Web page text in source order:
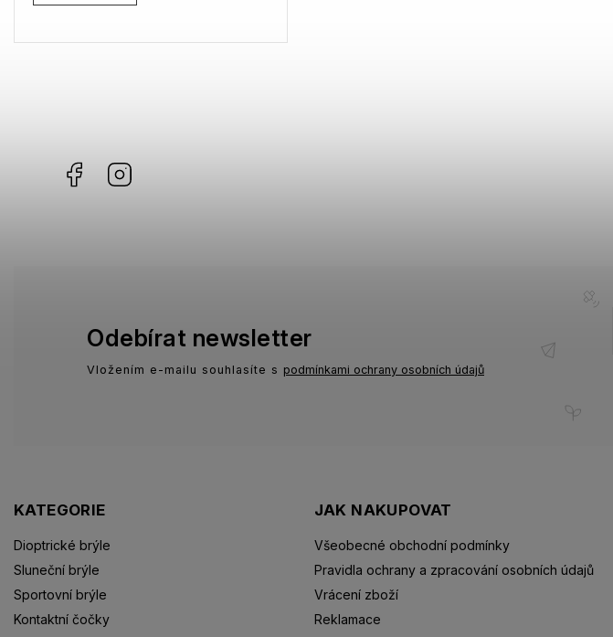
Facebook
KATEGORIE
Dioptrické brýle
Sluneční brýle
Sportovní brýle
Kontaktní čočky
JAK NAKUPOVAT
Všeobecné obchodní podmínky
Pravidla ochrany a zpracování osobních údajů
Vrácení zboží
Reklamace
Odebírat newsletter
Vložením e-mailu souhlasíte s podmínkami ochrany osobních údajů